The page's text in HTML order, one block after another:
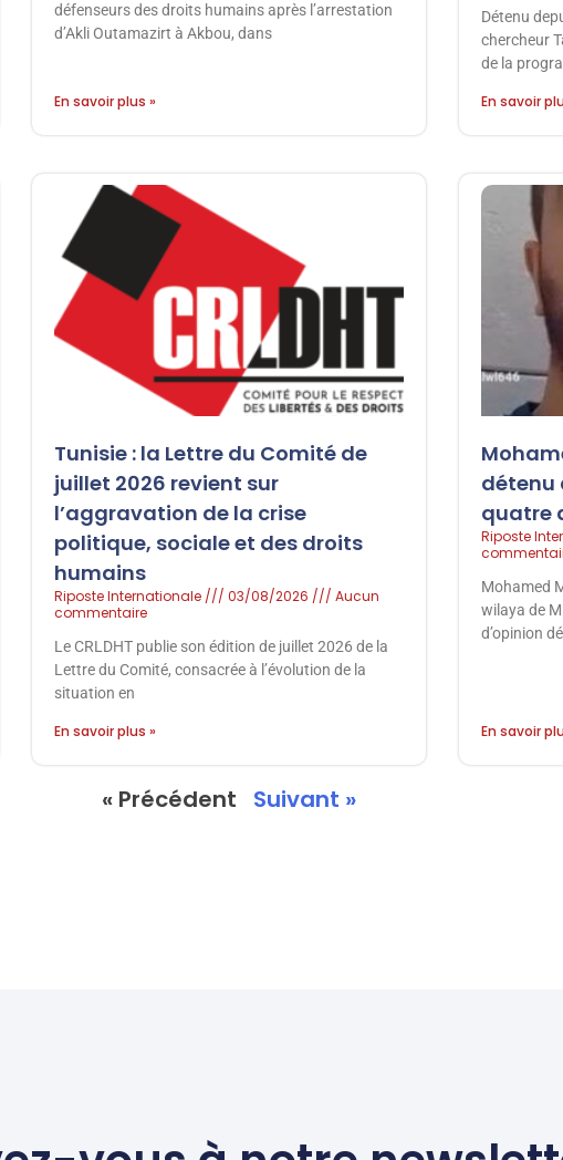
défenseurs des droits humains après l’arrestation
d’Akli Outamazirt à Akbou, dans
En savoir plus »
Détenu
chercheur
de la
En savoir
Tunisie : la Lettre du Comité de
juillet 2026 revient sur
l’aggravation de la crise
politique, sociale et des droits
humains
Riposte Internationale 03/08/2026
Aucun
commentaire
Le CRLDHT publie son édition de juillet 2026 de la
Lettre du Comité, consacrée à l’évolution de la
situation en
En savoir plus »
détenu
quatre
Riposte
Mohamed
wilaya de
d’opinion
En savoir
« Précédent Suivant »